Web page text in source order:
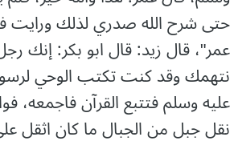
حتى شرح الله صدري لذلك ورايت
عمر"، قال زيد: قال ابو بكر: إنك
نتهمك وقد كنت تكتب الوحي
عليه وسلم فتتبع القرآن فاجمعه،
نقل جبل من الجبال ما كان اثقل